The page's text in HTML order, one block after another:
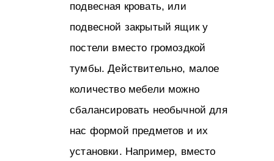
подвесная кровать, или
подвесной закрытый ящик у
постели вместо громоздкой
тумбы. Действительно, малое
количество мебели можно
сбалансировать необычной для
нас формой предметов и их
установки. Например, вместо